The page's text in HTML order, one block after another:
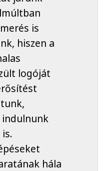
is
hiszen a
logóját
indulnunk
hála